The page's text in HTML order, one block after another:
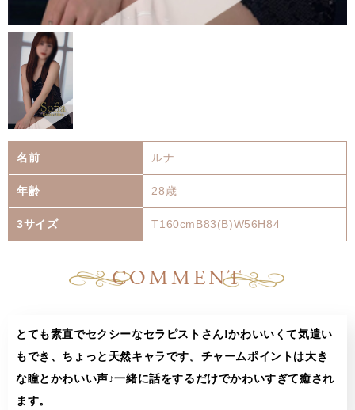
名前 ルナ
年齢 28歳
3サイズ T160cmB83(B)W56H84
COMMENT
とても素直でセクシーなセラピストさん!かわいいくて気遣い
もでき、ちょっと天然キャラです。チャームポイントは大き
な瞳とかわいい声♪一緒に話をするだけでかわいすぎて癒され
ます。